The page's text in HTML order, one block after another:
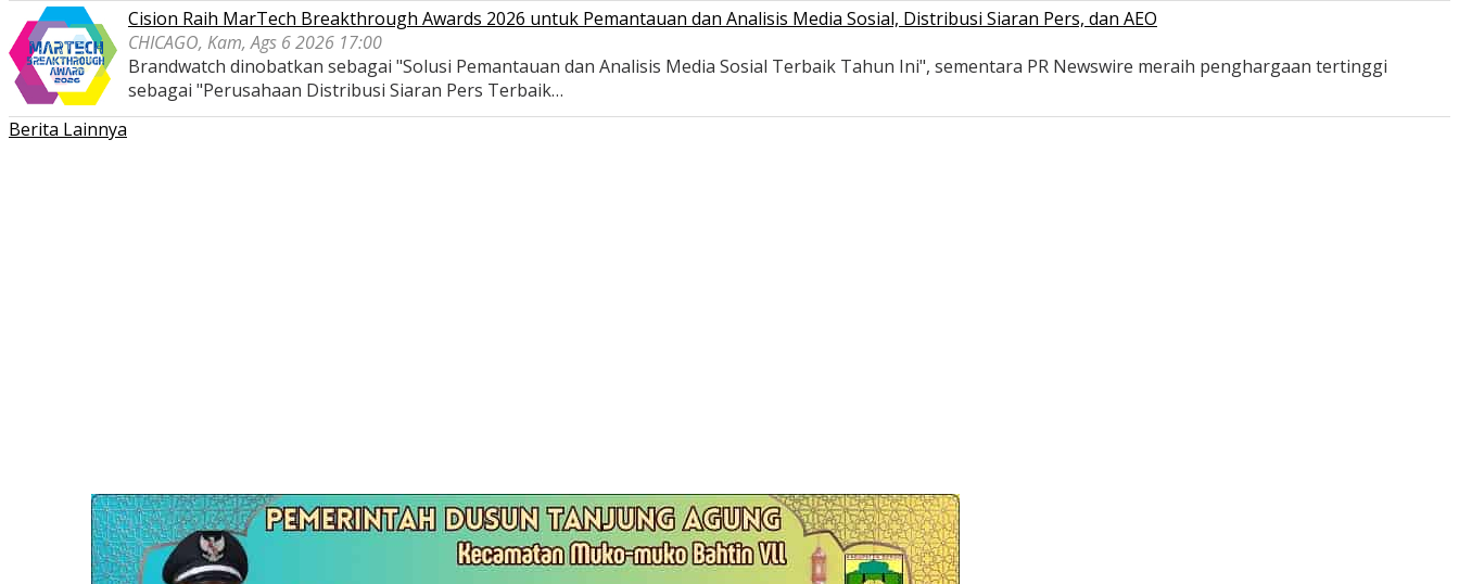
Cision Raih MarTech Breakthrough Awards 2026 untuk Pemantauan dan Analisis Media Sosial, Distribusi Siaran Pers, dan AEO
CHICAGO, Kam, Ags 6 2026 17:00
Brandwatch dinobatkan sebagai "Solusi Pemantauan dan Analisis Media Sosial Terbaik Tahun Ini", sementara PR Newswire meraih penghargaan tertinggi
sebagai "Perusahaan Distribusi Siaran Pers Terbaik…
Berita Lainnya